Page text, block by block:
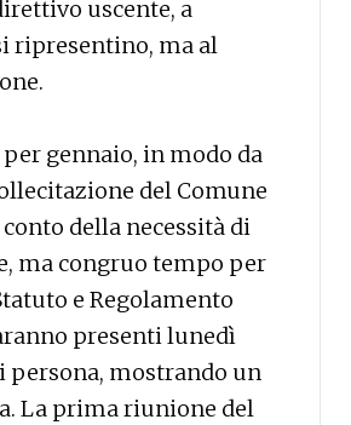
uscente, a
ripresentino, ma al
gennaio, in modo da
del Comune
della necessità di
ma congruo tempo per
e Regolamento
presenti lunedì
persona, mostrando un
La prima riunione del